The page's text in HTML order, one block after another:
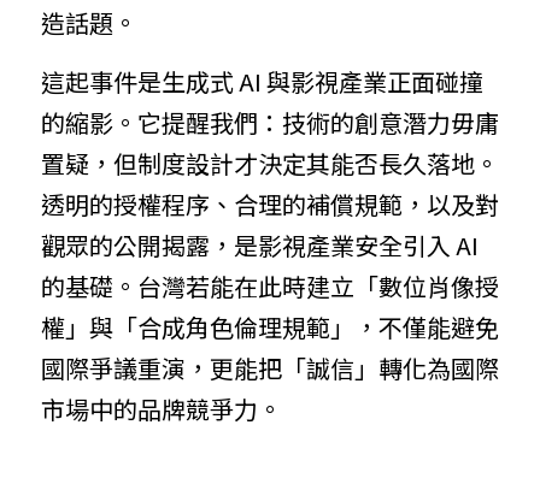
造話題。
這起事件是生成式 AI 與影視產業正面碰撞
的縮影。它提醒我們：技術的創意潛力毋庸
置疑，但制度設計才決定其能否長久落地。
透明的授權程序、合理的補償規範，以及對
觀眾的公開揭露，是影視產業安全引入 AI
的基礎。台灣若能在此時建立「數位肖像授
權」與「合成角色倫理規範」，不僅能避免
國際爭議重演，更能把「誠信」轉化為國際
市場中的品牌競爭力。